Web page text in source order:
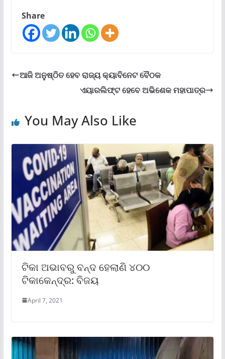
Share
ଆଜି ଅନୁଷ୍ଠିତ ହେବ ରାଜ୍ୟ କ୍ୟାବିନେଟ ବୈଠକ
ଏୟାରଲିଫ୍ଟ ହେବେ ଅଭିଶେକ ମହାପାତ୍ର
You May Also Like
ଟିକା ଅଭାବରୁ ବନ୍ଦ ହେଲାଣି ୪୦୦
ଟିକାକେନ୍ଦ୍ର: ବିଜୟ
April 7, 2021